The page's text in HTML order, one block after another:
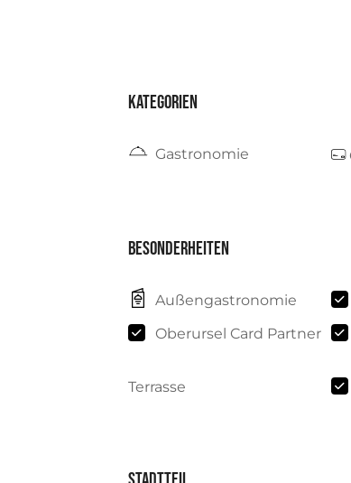
Kategorien
Gastronomie
Besonderheiten
Außengastronomie
Oberursel Card Partner
Terrasse